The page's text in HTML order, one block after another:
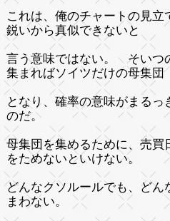
これは、俺のチャートの見
鋭いから真似できないと
言う意味ではない。 そいつ
集まればソイツだけの母集団
となり、確率の意味がまる
のだ。
母集団を集めるために、売買
をためないといけない。
どんなクソルールでも、ど
まわない。